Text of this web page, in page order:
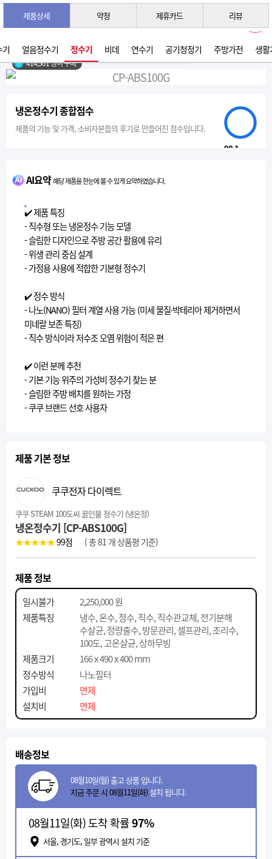
얼음정수기 정수기 비데 연수기 공기청정기 주방가전 생
제품상세 약정 제휴카드 리뷰
3초 간편 견적 받기 →
2026년 07월 생산
414,501 명이 구매
냉온정수기 종합점수
제품의 기능 및 가격, 소비자분들의 후기로 만들어진 점수입니다.
98.1
AI요약해당 제품을 한눈에 볼 수 있게 요약하였습니다.
✔️ 제품 특징
- 직수형 또는 냉온정수 기능 모델
- 슬림한 디자인으로 주방 공간 활용에 유리
- 위생 관리 중심 설계
- 가정용 사용에 적합한 기본형 정수기
✔️ 정수 방식
- 나노(NANO) 필터 계열 사용 가능 (미세 물질·박테리아 제거하면서
미네랄 보존 특징)
- 직수 방식이라 저수조 오염 위험이 적은 편
✔️ 이런 분께 추천
- 기본 기능 위주의 가성비 정수기 찾는 분
- 슬림한 주방 배치를 원하는 가정
- 쿠쿠 브랜드 선호 사용자
제품 기본 정보
쿠쿠전자 다이렉트
쿠쿠 STEAM 100도씨 끓인물 정수기 (냉온정)
냉온정수기 [CP-ABS100G]
★★★★★99점 ( 총 81 개 상품평 기준)
제품 정보
일시불가
2,250,000 원
제품특징
냉수, 온수, 정수, 직수, 직수관교체, 전기분해
수살균, 정량출수, 방문관리, 셀프관리, 조리수,
100도, 고온살균, 상하무빙
제품크기
166 x 490 x 400 mm
정수방식
나노필터
가입비
면제
설치비
면제
배송정보
08월10일(월) 출고 상품 입니다.
지금 주문 시 08월11일(화)설치 됩니다.
08월11일(화) 도착 확률97%
서울, 경기도, 일부 광역시 설치 기준